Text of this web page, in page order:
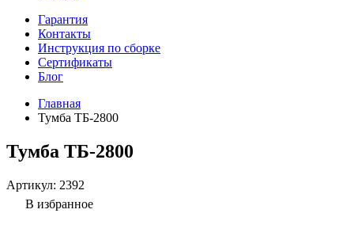
Гарантия
Контакты
Инструкция по сборке
Сертификаты
Блог
Главная
Тумба ТБ-2800
Тумба ТБ-2800
Артикул: 2392
В избранное